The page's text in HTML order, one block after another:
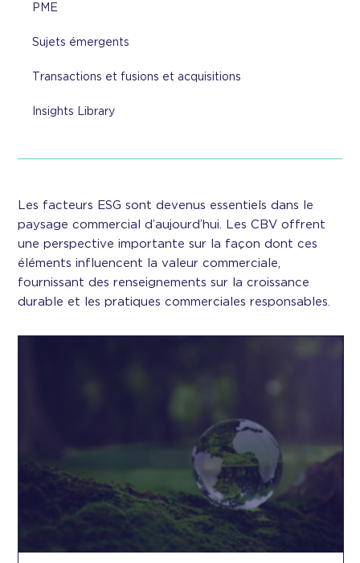
PME
Sujets émergents
Transactions et fusions et acquisitions
Insights Library
Les facteurs ESG sont devenus essentiels dans le
paysage commercial d’aujourd’hui. Les CBV offrent
une perspective importante sur la façon dont ces
éléments influencent la valeur commerciale,
fournissant des renseignements sur la croissance
durable et les pratiques commerciales responsables.